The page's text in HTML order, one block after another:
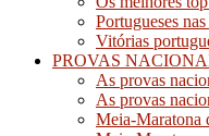
Portugueses
Vitórias
PROVAS
As provas
As provas
Meia-Maratona